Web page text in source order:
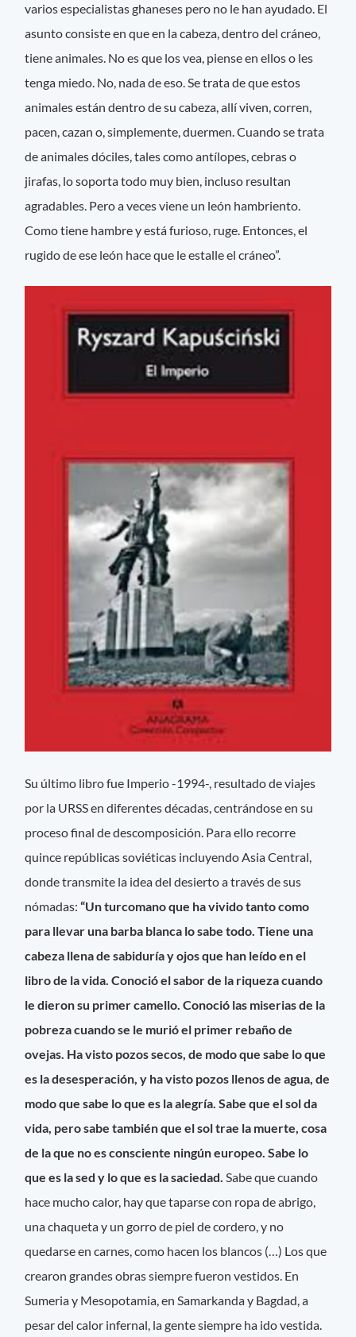
varios especialistas ghaneses pero no le han ayudado. El
asunto consiste en que en la cabeza, dentro del cráneo,
tiene animales. No es que los vea, piense en ellos o les
tenga miedo. No, nada de eso. Se trata de que estos
animales están dentro de su cabeza, allí viven, corren,
pacen, cazan o, simplemente, duermen. Cuando se trata
de animales dóciles, tales como antílopes, cebras o
jirafas, lo soporta todo muy bien, incluso resultan
agradables. Pero a veces viene un león hambriento.
Como tiene hambre y está furioso, ruge. Entonces, el
rugido de ese león hace que le estalle el cráneo”.
Su último libro fue Imperio -1994-, resultado de viajes
por la URSS en diferentes décadas, centrándose en su
proceso final de descomposición. Para ello recorre
quince repúblicas soviéticas incluyendo Asia Central,
donde transmite la idea del desierto a través de sus
nómadas:“Un turcomano que ha vivido tanto como
para llevar una barba blanca lo sabe todo. Tiene una
cabeza llena de sabiduría y ojos que han leído en el
libro de la vida. Conoció el sabor de la riqueza cuando
le dieron su primer camello. Conoció las miserias de la
pobreza cuando se le murió el primer rebaño de
ovejas. Ha visto pozos secos, de modo que sabe lo que
es la desesperación, y ha visto pozos llenos de agua, de
modo que sabe lo que es la alegría. Sabe que el sol da
vida, pero sabe también que el sol trae la muerte, cosa
de la que no es consciente ningún europeo. Sabe lo
que es la sed y lo que es la saciedad. Sabe que cuando
hace mucho calor, hay que taparse con ropa de abrigo,
una chaqueta y un gorro de piel de cordero, y no
quedarse en carnes, como hacen los blancos (…) Los que
crearon grandes obras siempre fueron vestidos. En
Sumeria y Mesopotamia, en Samarkanda y Bagdad, a
pesar del calor infernal, la gente siempre ha ido vestida.